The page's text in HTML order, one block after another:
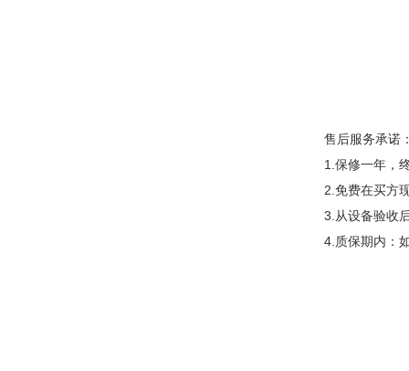
售后服务承诺
1.保修一年，
2.免费在买方
3.从设备验收
4.质保期内：